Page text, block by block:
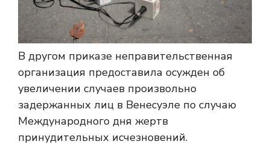
В другом приказе неправительственная
организация предоставила осужден об
увеличении случаев произвольно
задержанных лиц в Венесуэле по случаю
Международного дня жертв
принудительных исчезновений.